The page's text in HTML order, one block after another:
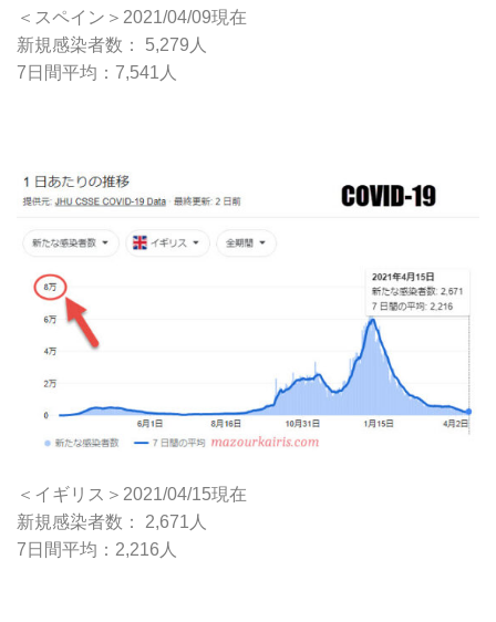
＜スペイン＞2021/04/09現在
新規感染者数： 5,279人
7日間平均：7,541人
＜イギリス＞2021/04/15現在
新規感染者数： 2,671人
7日間平均：2,216人